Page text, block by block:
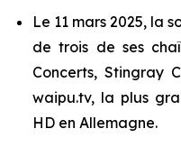
Le 11 mars 2025, la
de trois de ses
Concerts, Stingray
waipu.tv, la plus
HD en Allemagne.